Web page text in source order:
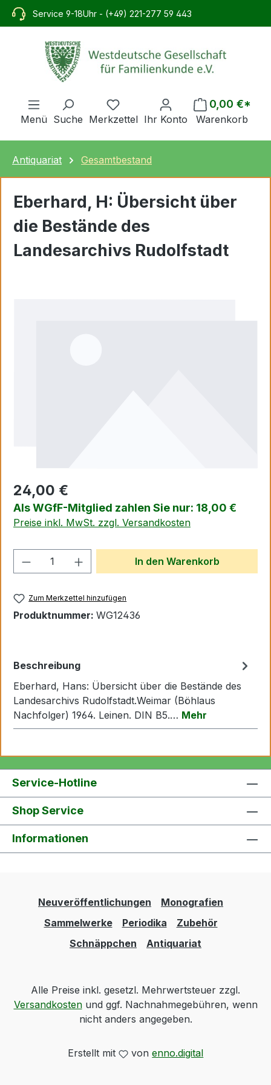
springen
Service 9-18Uhr - (+49) 221-277 59 443
Menü Suche Merkzettel Ihr Konto
0,00 €*
Warenkorb
Antiquariat Gesamtbestand
Eberhard, H: Übersicht über
die Bestände des
Landesarchivs Rudolfstadt
24,00 €
Als WGfF-Mitglied zahlen Sie nur: 18,00 €
Preise inkl. MwSt. zzgl. Versandkosten
Produkt Anzahl: Gib denIn den Warenkorb
Zum Merkzettel hinzufügen
Produktnummer: WG12436
Beschreibung
Eberhard, Hans: Übersicht über die Bestände des
Landesarchivs Rudolfstadt.Weimar (Böhlaus
Nachfolger) 1964. Leinen. DIN B5.… Mehr
Service-Hotline
Shop Service
Informationen
Neuveröffentlichungen
Monografien
Sammelwerke
Periodika
Zubehör
Schnäppchen
Antiquariat
Alle Preise inkl. gesetzl. Mehrwertsteuer zzgl.
Versandkostenund ggf. Nachnahmegebühren, wenn
nicht anders angegeben.
Erstellt mit vonenno.digital